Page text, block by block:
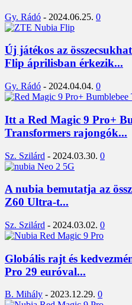
Gy. Rádó - 2024.06.25. 0
Új játékos az
Flip áprilisban érkezik...
Gy. Rádó - 2024.04.04. 0
Itt a Red Magic 9 Pro+
Transformers rajongók...
Sz. Szilárd - 2024.03.30. 0
A nubia bemutatja az
Z60 Ultra-t...
Sz. Szilárd - 2024.03.02. 0
Globális rajt és
Pro 29 euróval...
B. Mihály - 2023.12.29. 0